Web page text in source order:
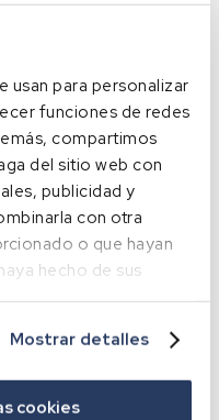
usan para personalizar
funciones de redes
compartimos
del sitio web con
publicidad y
con otra
o que hayan
hecho de sus
Mostrar detalles
cookies